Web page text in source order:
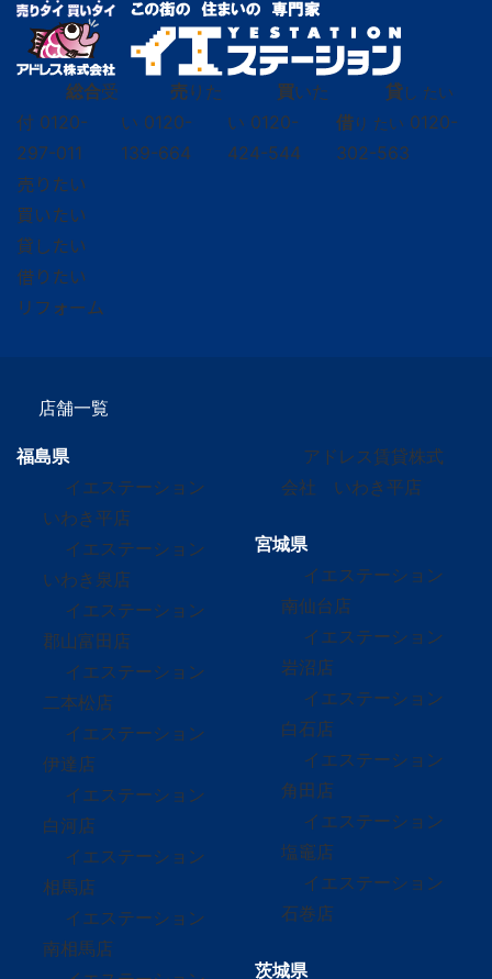
総合受
付 0120-
297-011
売りた
い 0120-
139-664
買いた
い 0120-
424-544
貸し たい
借り たい 0120-
302-563
売りたい
買いたい
貸したい
借りたい
リフォーム
店舗一覧
福島県
イエステーション
いわき平店
イエステーション
いわき泉店
イエステーション
郡山富田店
イエステーション
二本松店
イエステーション
伊達店
イエステーション
白河店
イエステーション
相馬店
イエステーション
南相馬店
アドレス賃貸株式
会社 いわき平店
宮城県
イエステーション
南仙台店
イエステーション
岩沼店
イエステーション
白石店
イエステーション
角田店
イエステーション
塩竈店
イエステーション
石巻店
茨城県